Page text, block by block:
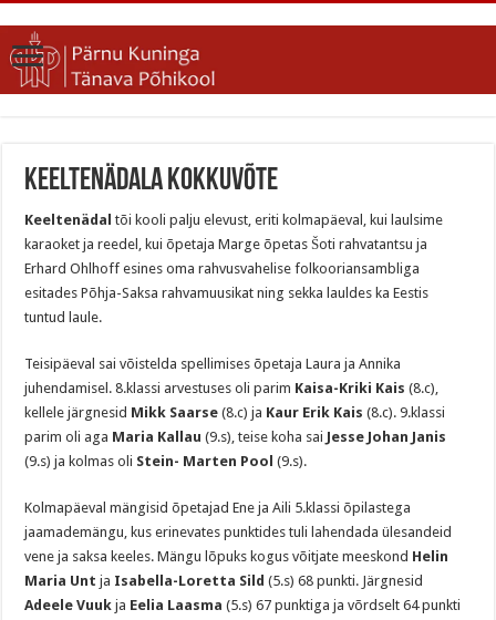
Keeltenädala kokkuvõte
Keeltenädal tõi kooli palju elevust, eriti kolmapäeval, kui laulsime
karaoket ja reedel, kui õpetaja Marge õpetas Šoti rahvatantsu ja
Erhard Ohlhoff esines oma rahvusvahelise folkooriansambliga
esitades Põhja-Saksa rahvamuusikat ning sekka lauldes ka Eestis
tuntud laule.
Teisipäeval sai võistelda spellimises õpetaja Laura ja Annika
juhendamisel. 8.klassi arvestuses oli parim Kaisa-Kriki Kais(8.c),
kellele järgnesid Mikk Saarse(8.c) ja Kaur Erik Kais (8.c). 9.klassi
parim oli aga Maria Kallau(9.s), teise koha sai Jesse Johan Janis
(9.s) ja kolmas oli Stein- Marten Pool(9.s).
Kolmapäeval mängisid õpetajad Ene ja Aili 5.klassi õpilastega
jaamademängu, kus erinevates punktides tuli lahendada ülesandeid
vene ja saksa keeles. Mängu lõpuks kogus võitjate meeskond Helin
Maria Unt ja Isabella-Loretta Sild(5.s) 68 punkti. Järgnesid
Adeele Vuuk ja Eelia Laasma (5.s) 67 punktiga ja võrdselt 64 punkti